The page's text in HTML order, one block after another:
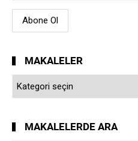
MAKALELER
Makaleler
MAKALELERDE ARA